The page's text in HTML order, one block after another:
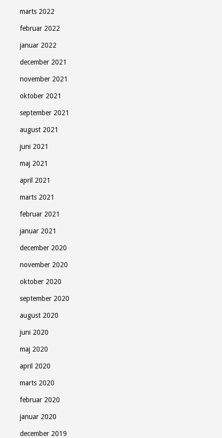
marts 2022
februar 2022
januar 2022
december 2021
november 2021
oktober 2021
september 2021
august 2021
juni 2021
maj 2021
april 2021
marts 2021
februar 2021
januar 2021
december 2020
november 2020
oktober 2020
september 2020
august 2020
juni 2020
maj 2020
april 2020
marts 2020
februar 2020
januar 2020
december 2019